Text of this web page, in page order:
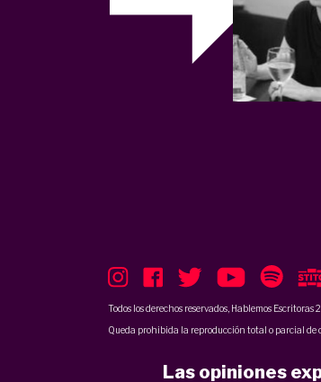
Todos los derechos reservados, Hablemos Escritoras
Queda prohibida la reproducción total o parcial de
Las opiniones